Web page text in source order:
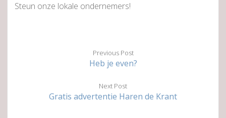
Steun onze lokale ondernemers!
Previous Post
Heb je even?
Next Post
Gratis advertentie Haren de Krant